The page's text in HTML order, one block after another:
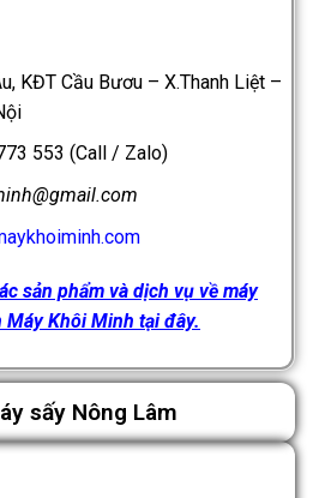
KĐT Cầu Bươu – X.Thanh Liệt –
553 (Call / Zalo)
sản phẩm và dịch vụ về máy
Khôi Minh tại đây.
sấy Nông Lâm